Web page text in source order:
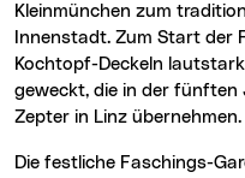
Kleinmünchen zum
Innenstadt. Zum Start der
Kochtopf-Deckeln
geweckt, die in der fünften
Zepter in Linz übernehmen.
Die festliche Faschings-Garde marschierte auf der Linzer